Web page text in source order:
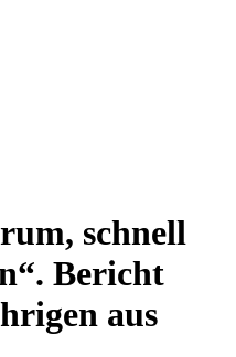
schnell
Bericht
aus